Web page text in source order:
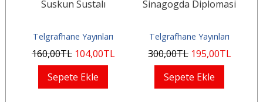
Suskun Sustalı
Telgrafhane Yayınları
160,00TL 104,00TL
Sepete Ekle
Sinagogda Diplomasi
Telgrafhane Yayınları
300,00TL 195,00TL
Sepete Ekle